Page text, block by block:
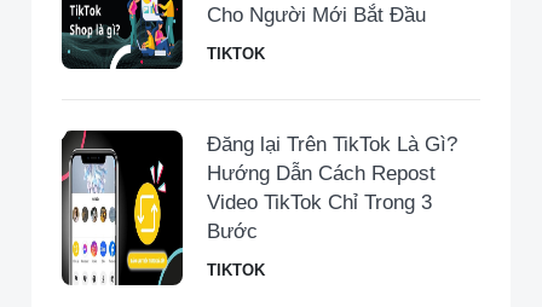
Cho Người Mới Bắt Đầu
TIKTOK
Đăng lại Trên TikTok Là Gì?
Hướng Dẫn Cách Repost
Video TikTok Chỉ Trong 3
Bước
TIKTOK